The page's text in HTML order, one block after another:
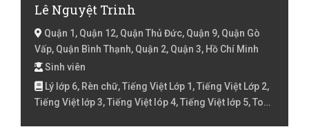
Lê Nguyệt Trinh
Quận 1, Quận 12, Quận Thủ Đức, Quận 9, Quận Gò
Vấp, Quận Bình Thạnh, Quận 2, Quận 3, Hồ Chí Minh
Sinh viên
Lý lớp 6, Rèn chữ, Tiếng Việt Lớp 1, Tiếng Việt Lớp 2,
Tiếng Việt lớp 3, Tiếng Việt lóp 4, Tiếng Việt lớp 5, Toán